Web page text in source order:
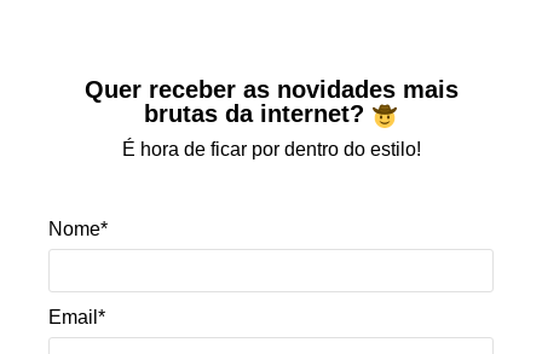
Quer receber as novidades mais
brutas da internet?
É hora de ficar por dentro do estilo!
Nome*
Email*